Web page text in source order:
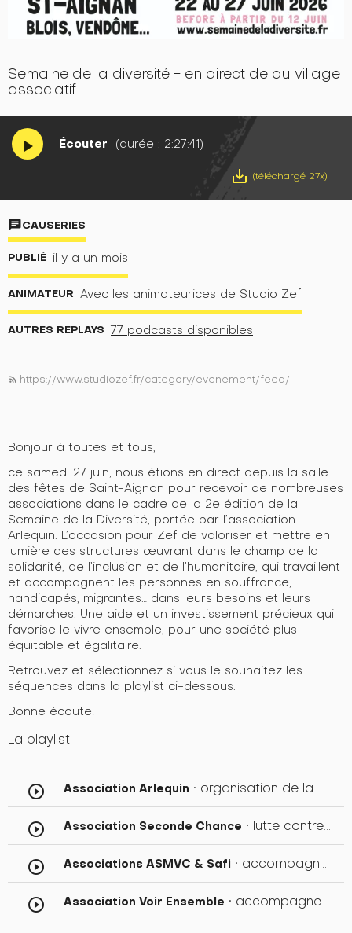
Semaine de la diversité - en direct de du village
associatif
play_arrow Écouter (durée : 2:27:41)
save_alt (téléchargé 27x)
chatCAUSERIES
PUBLIÉ il y a un mois
ANIMATEUR Avec les animateurices de Studio Zef
AUTRES REPLAYS 77 podcasts disponibles
rss_feed https://www.studiozef.fr/category/evenement/feed/
Bonjour à toutes et tous,
ce samedi 27 juin, nous étions en direct depuis la salle
des fêtes de Saint-Aignan pour recevoir de nombreuses
associations dans le cadre de la 2e édition de la
Semaine de la Diversité, portée par l’association
Arlequin. L’occasion pour Zef de valoriser et mettre en
lumière des structures œuvrant dans le champ de la
solidarité, de l’inclusion et de l’humanitaire, qui travaillent
et accompagnent les personnes en souffrance,
handicapés, migrantes… dans leurs besoins et leurs
démarches. Une aide et un investissement précieux qui
favorise le vivre ensemble, pour une société plus
équitable et égalitaire.
Retrouvez et sélectionnez si vous le souhaitez les
séquences dans la playlist ci-dessous.
Bonne écoute!
La playlist
play_circle_outline Association Arlequin • organisation de la Semaine de la Diversité
play_circle_outline Association Seconde Chance • lutte contre l'excision
play_circle_outline Associations ASMVC & Safi • accompagnement des personnes migrantes & soutien aux femmes indiennes
play_circle_outline Association Voir Ensemble • accompagnement des personnes malvoyantes